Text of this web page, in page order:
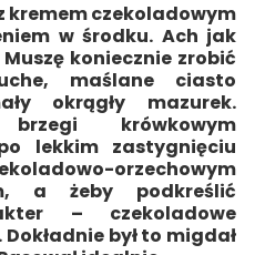
kremem czekoladowym
w środku. Ach jak
koniecznie zrobić
maślane ciasto
okrągły mazurek.
krówkowym
lekkim zastygnięciu
orzechowym
a żeby podkreślić
– czekoladowe
był to migdał